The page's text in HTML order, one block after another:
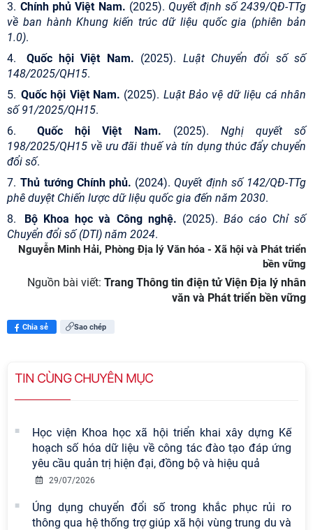
3. Chính phủ Việt Nam. (2025). Quyết định số 2439/QĐ-TTg
về ban hành Khung kiến trúc dữ liệu quốc gia (phiên bản
1.0).
4.
Quốc hội Việt Nam. (2025). Luật Chuyển đổi số số
148/2025/QH15.
5. Quốc hội Việt Nam. (2025). Luật Bảo vệ dữ liệu cá nhân
số 91/2025/QH15.
6.
Quốc hội Việt Nam. (2025). Nghị quyết số
198/2025/QH15 về ưu đãi thuế và tín dụng thúc đẩy chuyển
đổi số.
7. Thủ tướng Chính phủ. (2024). Quyết định số 142/QĐ-TTg
phê duyệt Chiến lược dữ liệu quốc gia đến năm 2030.
8.
Bộ Khoa học và Công nghệ. (2025). Báo cáo Chỉ số
Chuyển đổi số (DTI) năm 2024.
Nguyễn Minh Hải, Phòng Địa lý Văn hóa - Xã hội và Phát triển
bền vững
Nguồn bài viết: Trang Thông tin điện tử Viện Địa lý nhân
văn và Phát triển bền vững
Chia sẻ Sao chép
TIN CÙNG CHUYÊN MỤC
Học viện Khoa học xã hội triển khai xây dựng Kế
hoạch số hóa dữ liệu về công tác đào tạo đáp ứng
yêu cầu quản trị hiện đại, đồng bộ và hiệu quả
29/07/2026
Úng dụng chuyển đổi số trong khắc phục rủi ro
thông qua hệ thống trợ giúp xã hội vùng trung du và